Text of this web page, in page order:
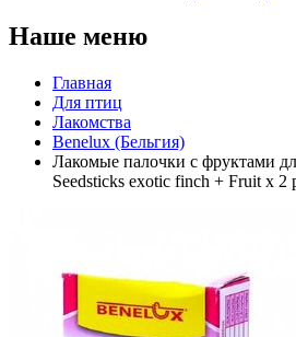
Наше меню
Главная
Для птиц
Лакомства
Benelux (Бельгия)
Лакомые палочки с фруктами
Seedsticks exotic finch + Fruit x 2